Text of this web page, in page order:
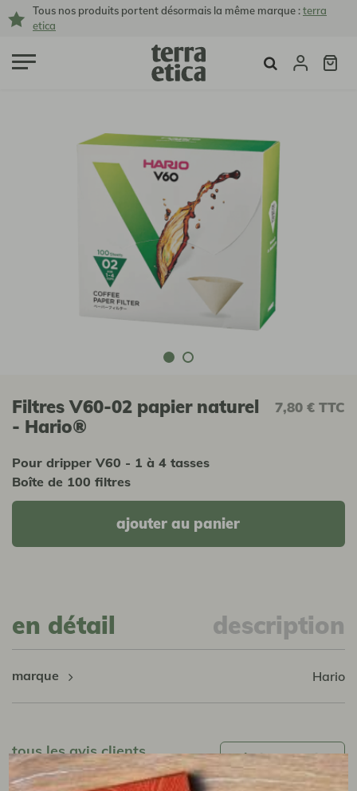
Tous nos produits portent désormais la même marque :terra
etica
Filtres V60-02 papier naturel
- Hario®
Pour dripper V60 - 1 à 4 tasses
Boîte de 100 filtres
7,80 € TTC
ajouter au panier
en détail description
marque Hario
tous les avis clients
(0 avis)
écrire un avis